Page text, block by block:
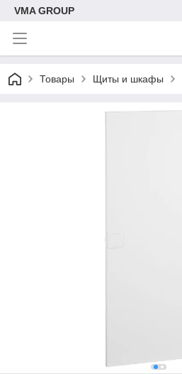
VMA GROUP
Товары Щиты и шкафы